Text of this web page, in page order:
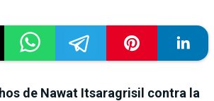
de Nawat Itsaragrisil contra la